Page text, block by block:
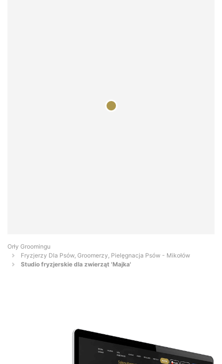
Orły Groomingu
Fryzjerzy Dla Psów, Groomerzy, Pielęgnacja Psów - Mikołów
Studio fryzjerskie dla zwierząt 'Majka'